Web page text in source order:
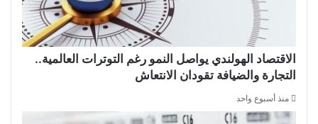
الاقتصاد الهولندي يواصل النمو رغم التوترات العالمية..
التجارة والضيافة تقودان الانتعاش
منذ أسبوع واحد